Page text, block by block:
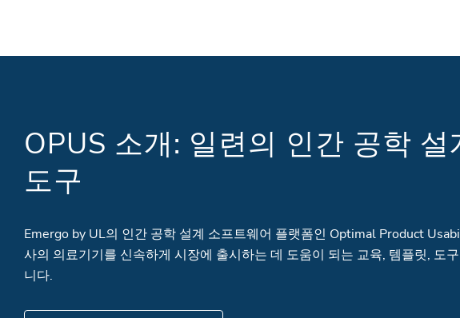
OPUS 소개: 일련의 인간 공학 설
도구
Emergo by UL의 인간 공학 설계 소프트웨어 플랫폼인 Optimal Product
사의 의료기기를 신속하게 시장에 출시하는 데 도움이 되는 교육, 템플릿, 도
니다.